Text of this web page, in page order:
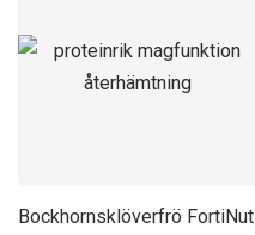
Bockhornsklöverfrö FortiNut